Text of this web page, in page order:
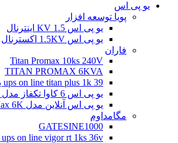
یو پی اس
پویا توسعه افزار
یو پی اس 1.5 KV اینترنال
یو پی اس 1.5KV اکسترنال
فاران
Titan Promax 10ks 240V
TITAN PROMAX 6KVA
ups on line titan plus 1k 39 یو پی اس
یو پی اس 6 کاوا تکفاز مدل TitanPro 6KS 240v
یو پی اس آنلاین مدل Titan Pro Max 6K
مگامداوم
GATESINE1000
ups on line vigor rt 1ks 36v یو پی اس ویگور